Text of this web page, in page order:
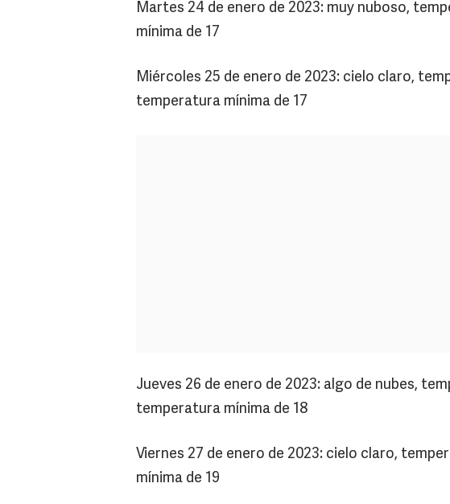
Martes 24 de enero de 2023: muy nuboso,
mínima de 17
Miércoles 25 de enero de 2023: cielo claro,
temperatura mínima de 17
Jueves 26 de enero de 2023: algo de nubes,
temperatura mínima de 18
Viernes 27 de enero de 2023: cielo claro,
mínima de 19